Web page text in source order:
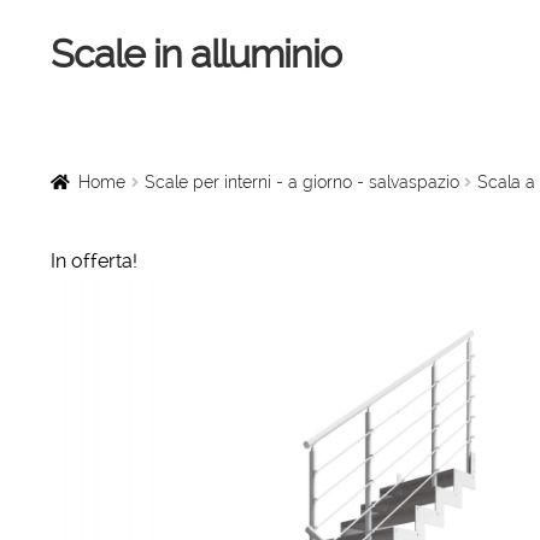
Vai
alla
Vai
al
Scale in alluminio
Scale a chiocciola
Home Scale per interni - a giorno - salvaspazio Scala a
In offerta!